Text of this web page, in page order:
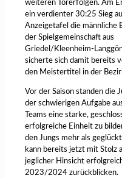
weiteren Torerfolgen. Am
ein verdienter 30:25 Sieg
Anzeigetafel die männliche
der Spielgemeinschaft aus
Griedel/Kleenheim-
sicherte sich damit bereits
den Meistertitel in der
Vor der Saison standen die
der schwierigen Aufgabe
Teams eine starke,
erfolgreiche Einheit zu
den Jungs mehr als
kann bereits jetzt mit Stolz
jeglicher Hinsicht
2023/2024 zurückblicken.